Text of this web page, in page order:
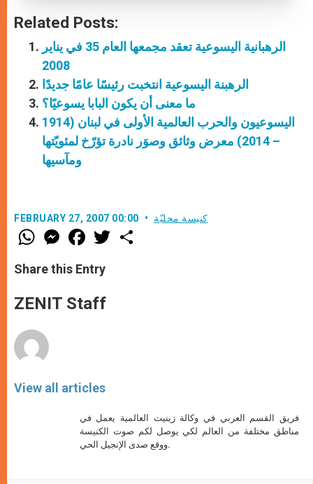
Related Posts:
الرهبانية اليسوعية تعقد مجمعها العام 35 في يناير
2008
الرهبنة اليسوعية انتخبت رئيسًا عامًا جديدًا
ما معنى أن يكون البابا يسوعيًا؟
اليسوعيون والحرب العالمية الأولى في لبنان (1914
– 2014) معرض وثائق وصوَر نادرة تؤرّخ لمئويّتها
ومآسيها
FEBRUARY 27, 2007 00:00 كنيسة محليّة
W
h
t
s
p
p
M
e
s
e
g
e
F
a
e
b
o
k
w
Share this Entry
ZENIT Staff
View all articles
فريق القسم العربي في وكالة زينيت العالمية يعمل في
مناطق مختلفة من العالم لكي يوصل لكم صوت الكنيسة
ووقع صدى الإنجيل الحي.